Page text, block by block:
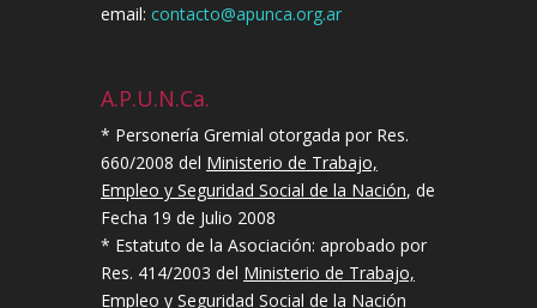
email: contacto@apunca.org.ar
A.P.U.N.Ca.
* Personería Gremial otorgada por Res.
660/2008 del Ministerio de Trabajo,
Empleo y Seguridad Social de la Nación, de
Fecha 19 de Julio 2008
* Estatuto de la Asociación: aprobado por
Res. 414/2003 del Ministerio de Trabajo,
Empleo y Seguridad Social de la Nación